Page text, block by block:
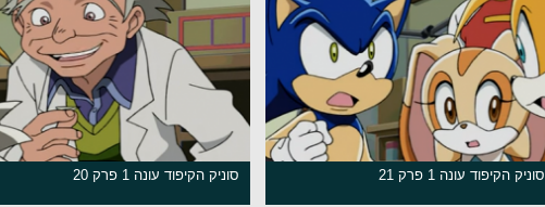
סוניק הקיפוד עונה 1 פרק 21 סוניק הקיפוד עונה 1 פרק 20